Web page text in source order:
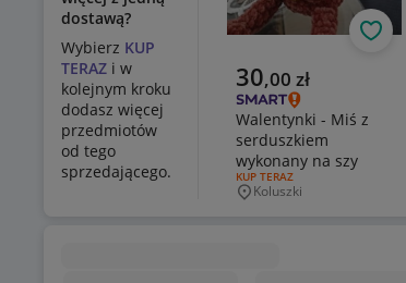
dostawą?
Wybierz KUP
TERAZ i w
kolejnym kroku
dodasz więcej
przedmiotów
od tego
sprzedającego.
Aktualna cena
30,00 zł
Walentynki - Miś z
serduszkiem
wykonany na szy
RODZAJ OFERTY:
KUP TERAZ
Miejscowość
Koluszki